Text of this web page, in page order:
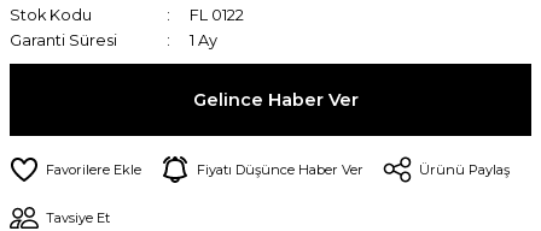
Stok Kodu
FL 0122
Garanti Süresi
1 Ay
Gelince Haber Ver
Fiyatı Düşünce Haber Ver Ürünü Paylaş
Tavsiye Et